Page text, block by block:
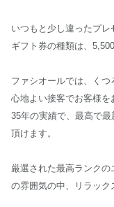
いつもと少し違ったプ
ギフト券の種類は、
ファシオールでは、く
心地よい接客でお客様を
35年の実績で、最高で
頂けます。
厳選された最高ランク
の雰囲気の中、リラック